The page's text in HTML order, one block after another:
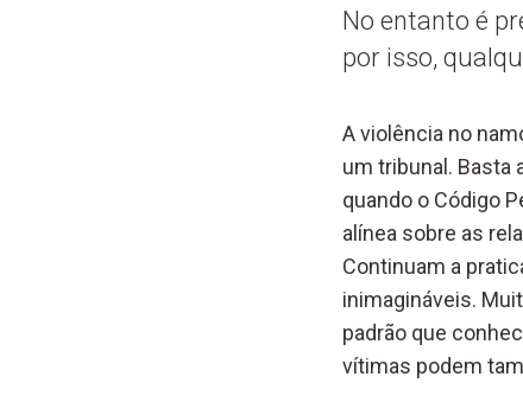
No entanto é
por isso,
A violência no
um tribunal. Basta
quando o Código
alínea sobre as
Continuam a
inimagináveis.
padrão que
vítimas podem